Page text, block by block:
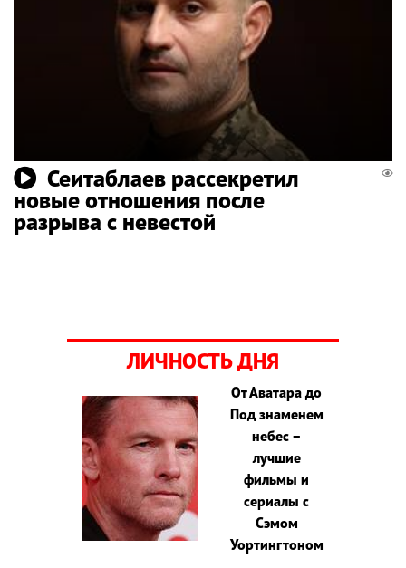
Сеитаблаев рассекретил
новые отношения после
разрыва с невестой
ЛИЧНОСТЬ ДНЯ
От Аватара до
Под знаменем
небес –
лучшие
фильмы и
сериалы с
Сэмом
Уортингтоном